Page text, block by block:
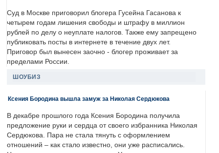
Суд в Москве приговорил блогера Гусейна Гасанова к
четырем годам лишения свободы и штрафу в миллион
рублей по делу о неуплате налогов. Также ему запрещено
публиковать посты в интернете в течение двух лет.
Приговор был вынесен заочно - блогер проживает за
пределами России.
ШОУБИЗ
Ксения Бородина вышла замуж за Николая Сердюкова
В декабре прошлого года Ксения Бородина получила
предложение руки и сердца от своего избранника Николая
Сердюкова. Пара не стала тянуть с оформлением
отношений – как стало известно, они уже расписались.